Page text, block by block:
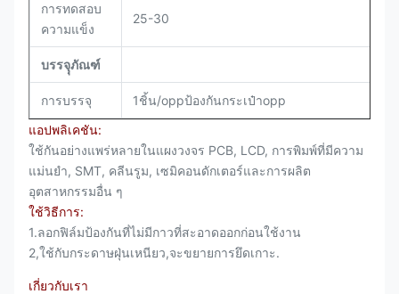
การทดสอบ
ความแข็ง
25-30
บรรจุุภัณฑ์
การบรรจุ
1ชิ้น/oppป้องกันกระเป๋าopp
แอปพลิเคชัน:
ใช้กันอย่างแพร่หลายในแผงวงจร PCB, LCD, การพิมพ์ที่มีความ
แม่นยำ, SMT, คลีนรูม, เซมิคอนดักเตอร์และการผลิต
อุตสาหกรรมอื่น ๆ
ใช้วิธีการ:
1.ลอกฟิล์มป้องกันที่ไม่มีกาวที่สะอาดออกก่อนใช้งาน
2,ใช้กับกระดาษฝุ่นเหนียว,จะขยายการยึดเกาะ.
เกี่ยวกับเรา